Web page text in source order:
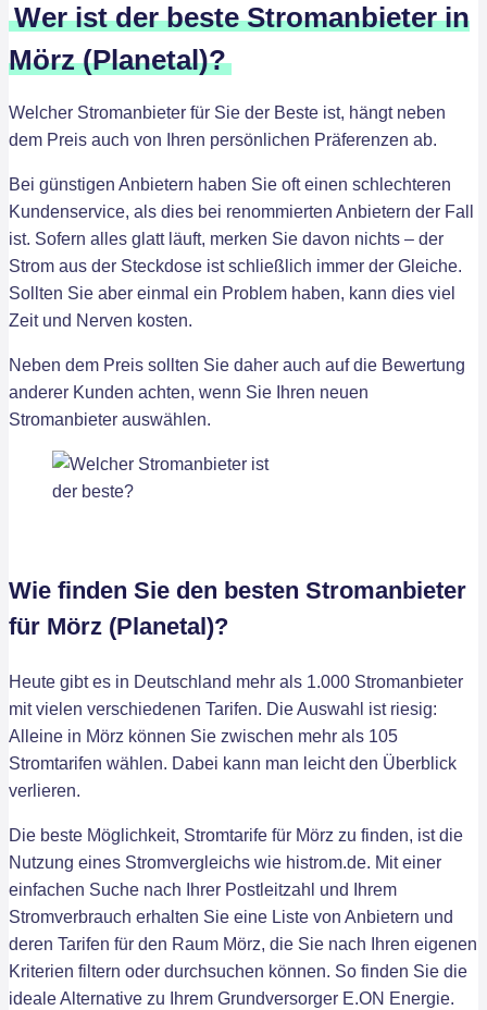
Wer ist der beste Stromanbieter in
Mörz (Planetal)?
Welcher Stromanbieter für Sie der Beste ist, hängt neben
dem Preis auch von Ihren persönlichen Präferenzen ab.
Bei günstigen Anbietern haben Sie oft einen schlechteren
Kundenservice, als dies bei renommierten Anbietern der Fall
ist. Sofern alles glatt läuft, merken Sie davon nichts – der
Strom aus der Steckdose ist schließlich immer der Gleiche.
Sollten Sie aber einmal ein Problem haben, kann dies viel
Zeit und Nerven kosten.
Neben dem Preis sollten Sie daher auch auf die Bewertung
anderer Kunden achten, wenn Sie Ihren neuen
Stromanbieter auswählen.
Wie finden Sie den besten Stromanbieter
für Mörz (Planetal)?
Heute gibt es in Deutschland mehr als 1.000 Stromanbieter
mit vielen verschiedenen Tarifen. Die Auswahl ist riesig:
Alleine in Mörz können Sie zwischen mehr als 105
Stromtarifen wählen. Dabei kann man leicht den Überblick
verlieren.
Die beste Möglichkeit, Stromtarife für Mörz zu finden, ist die
Nutzung eines Stromvergleichs wie histrom.de. Mit einer
einfachen Suche nach Ihrer Postleitzahl und Ihrem
Stromverbrauch erhalten Sie eine Liste von Anbietern und
deren Tarifen für den Raum Mörz, die Sie nach Ihren eigenen
Kriterien filtern oder durchsuchen können. So finden Sie die
ideale Alternative zu Ihrem Grundversorger E.ON Energie.